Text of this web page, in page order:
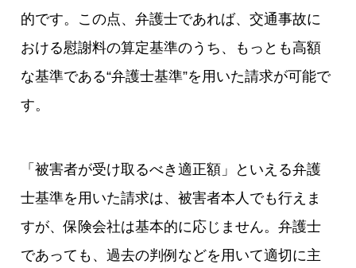
的です。この点、弁護士であれば、交通事故に
おける慰謝料の算定基準のうち、もっとも高額
な基準である“弁護士基準”を用いた請求が可能で
す。
「被害者が受け取るべき適正額」といえる弁護
士基準を用いた請求は、被害者本人でも行えま
すが、保険会社は基本的に応じません。弁護士
であっても、過去の判例などを用いて適切に主